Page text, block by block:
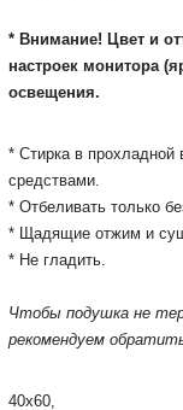
* Внимание! Цвет и
настроек монитора
освещения.
Подробнее:https://
* Стирка в
средствами.
* Отбеливать только
* Щадящие отжим и
* Не гладить.
Чтобы подушка не
рекомендуем
40х60,